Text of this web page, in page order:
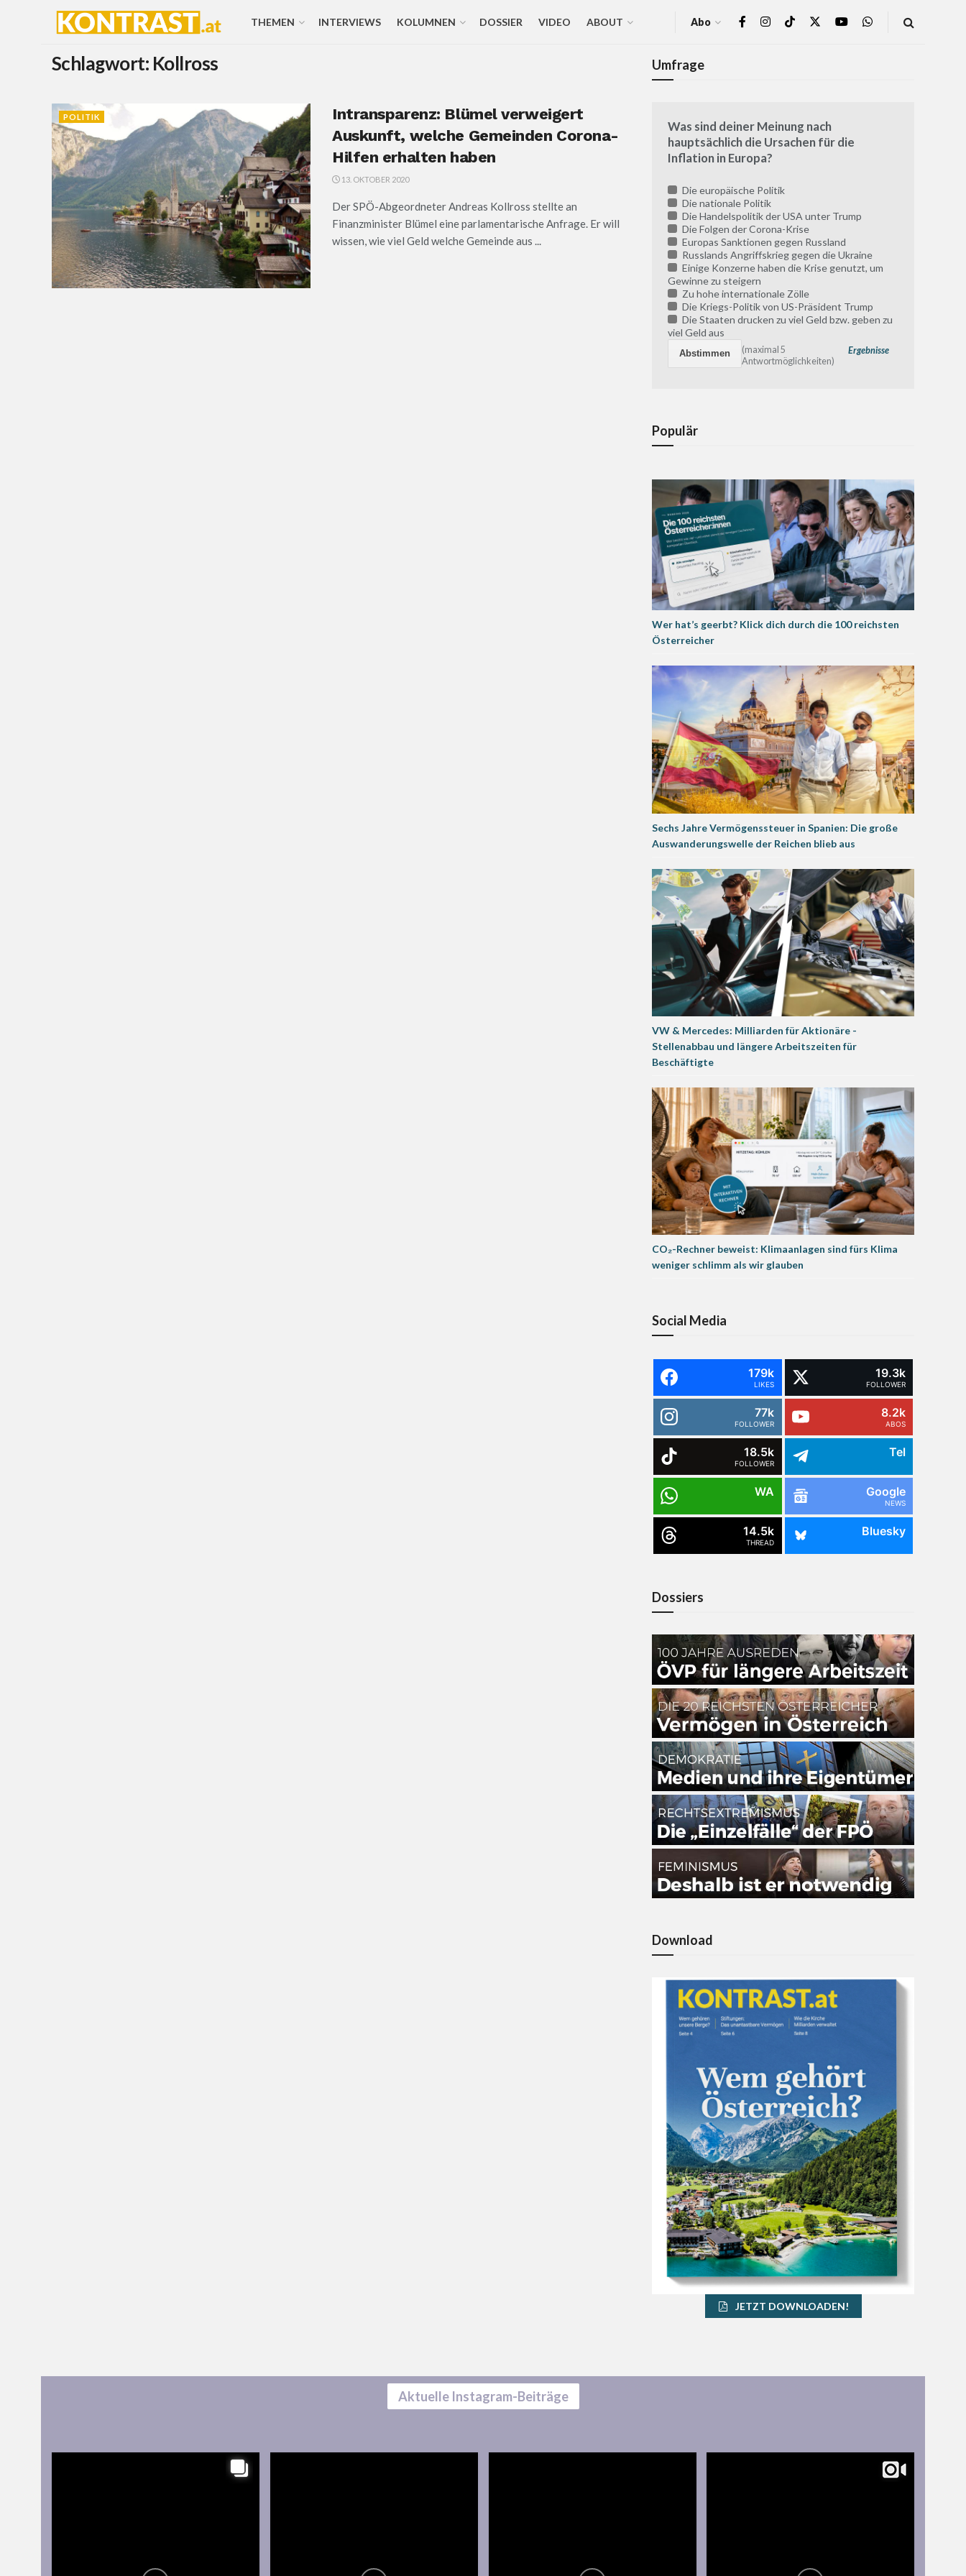
THEMEN INTERVIEWS KOLUMNEN DOSSIER VIDEO ABOUT Abo
Schlagwort: Kollross
POLITIK
Intransparenz: Blümel verweigert
Auskunft, welche Gemeinden Corona-
Hilfen erhalten haben
13. OKTOBER 2020
Der SPÖ-Abgeordneter Andreas Kollross stellte an
Finanzminister Blümel eine parlamentarische Anfrage. Er will
wissen, wie viel Geld welche Gemeinde aus ...
Umfrage
Was sind deiner Meinung nach
hauptsächlich die Ursachen für die
Inflation in Europa?
Die europäische Politik
Die nationale Politik
Die Handelspolitik der USA unter Trump
Die Folgen der Corona-Krise
Europas Sanktionen gegen Russland
Russlands Angriffskrieg gegen die Ukraine
Einige Konzerne haben die Krise genutzt, um
Gewinne zu steigern
Zu hohe internationale Zölle
Die Kriegs-Politik von US-Präsident Trump
Die Staaten drucken zu viel Geld bzw. geben zu
viel Geld aus
Ergebnisse
(maximal 5
Antwortmöglichkeiten)
Populär
Wer hat’s geerbt? Klick dich durch die 100 reichsten
Österreicher
Sechs Jahre Vermögenssteuer in Spanien: Die große
Auswanderungswelle der Reichen blieb aus
VW & Mercedes: Milliarden für Aktionäre -
Stellenabbau und längere Arbeitszeiten für
Beschäftigte
CO₂-Rechner beweist: Klimaanlagen sind fürs Klima
weniger schlimm als wir glauben
Social Media
179k
LIKES
19.3k
FOLLOWER
77k
FOLLOWER
8.2k
ABOS
18.5k
FOLLOWER
Tel
WA Google
NEWS
14.5k
THREAD
Bluesky
Dossiers
Download
JETZT DOWNLOADEN!
Aktuelle Instagram-Beiträge